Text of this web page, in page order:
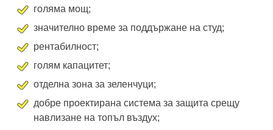
голяма мощ;
значително време за поддържане на студ;
рентабилност;
голям капацитет;
отделна зона за зеленчуци;
добре проектирана система за защита срещу
навлизане на топъл въздух;